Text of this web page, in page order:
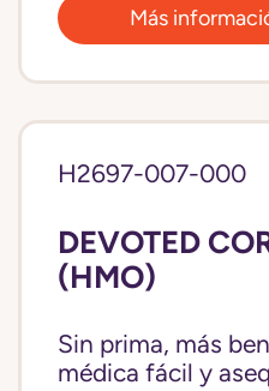
Más
H2697-007-000
DEVOTED
(HMO)
Sin prima, más
médica fácil y